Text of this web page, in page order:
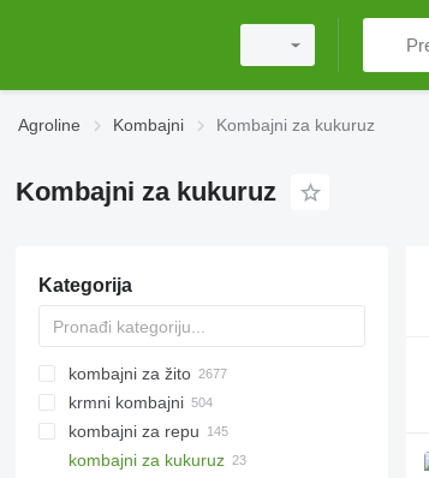
Agroline Kombajni Kombajni za kukuruz
Kombajni za kukuruz
Kategorija
kombajni za žito
krmni kombajni
kombajni za repu
kombajni za kukuruz